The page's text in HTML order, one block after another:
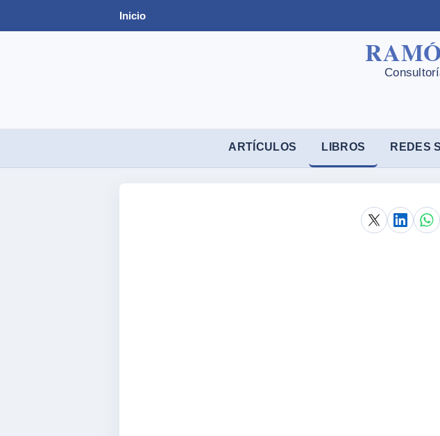
Inicio
ARTÍCULOS LIBROS REDES